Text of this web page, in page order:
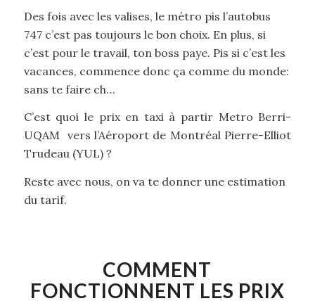
Des fois avec les valises, le métro pis l’autobus
747 c’est pas toujours le bon choix. En plus, si
c’est pour le travail, ton boss paye. Pis si c’est les
vacances, commence donc ça comme du monde:
sans te faire ch…
C’est quoi le prix en taxi à partir Metro Berri-
UQAM vers l’Aéroport de Montréal Pierre-Elliot
Trudeau (YUL) ?
Reste avec nous, on va te donner une estimation
du tarif.
COMMENT
FONCTIONNENT LES PRIX